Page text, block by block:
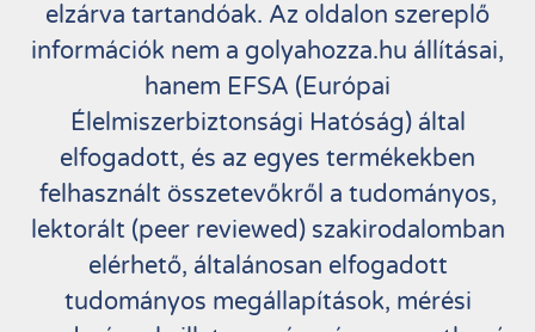
elzárva tartandóak. Az oldalon szereplő
információk nem a golyahozza.hu állításai,
hanem EFSA (Európai
Élelmiszerbiztonsági Hatóság) által
elfogadott, és az egyes termékekben
felhasznált összetevőkről a tudományos,
lektorált (peer reviewed) szakirodalomban
elérhető, általánosan elfogadott
tudományos megállapítások, mérési